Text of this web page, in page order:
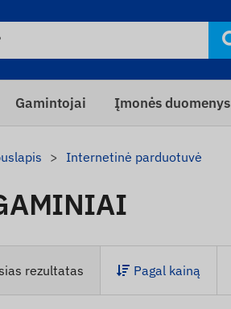
Gamintojai Įmonės duomenys
Internetinė parduotuvė
rezultatas Pagal kainą